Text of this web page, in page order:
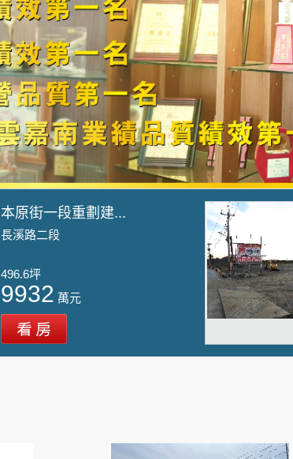
本原街一段重劃建...
長溪路二段
496.6坪
9932 萬元